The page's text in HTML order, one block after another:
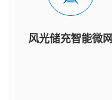
风光储充智能微网